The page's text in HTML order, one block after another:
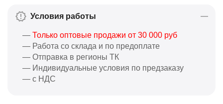
Условия работы
— Только оптовые продажи от 30 000 руб
— Работа со склада и по предоплате
— Отправка в регионы ТК
— Индивидуальные условия по предзаказу
— с НДС